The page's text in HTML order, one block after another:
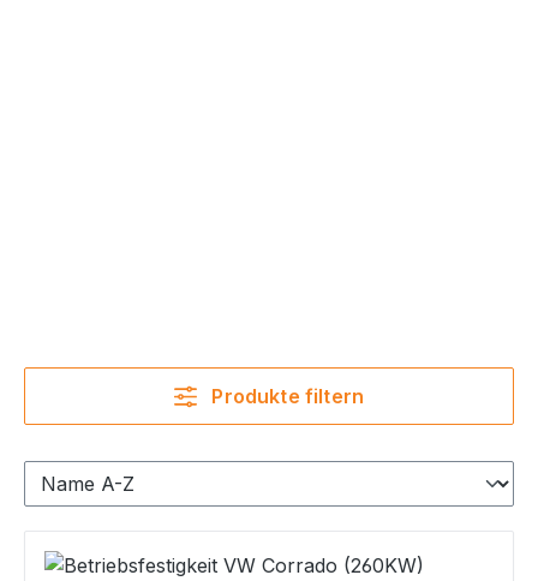
Produkte filtern